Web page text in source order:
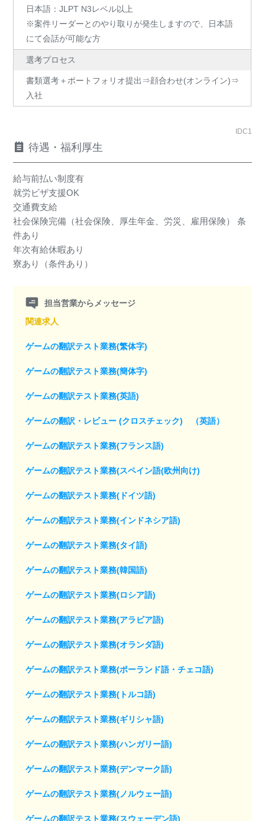
日本語：JLPT N3レベル以上
※案件リーダーとのやり取りが発生しますので、日本語
にて会話が可能な方
選考プロセス
書類選考＋ポートフォリオ提出⇒顔合わせ(オンライン)⇒
入社
IDC1
待遇・福利厚生
給与前払い制度有
就労ビザ支援OK
交通費支給
社会保険完備（社会保険、厚生年金、労災、雇用保険） 条
件あり
年次有給休暇あり
寮あり（条件あり）
担当営業からメッセージ
関連求人
ゲームの翻訳テスト業務(繁体字)
ゲームの翻訳テスト業務(簡体字)
ゲームの翻訳テスト業務(英語)
ゲームの翻訳・レビュー (クロスチェック) （英語）
ゲームの翻訳テスト業務(フランス語)
ゲームの翻訳テスト業務(スペイン語(欧州向け)
ゲームの翻訳テスト業務(ドイツ語)
ゲームの翻訳テスト業務(インドネシア語)
ゲームの翻訳テスト業務(タイ語)
ゲームの翻訳テスト業務(韓国語)
ゲームの翻訳テスト業務(ロシア語)
ゲームの翻訳テスト業務(アラビア語)
ゲームの翻訳テスト業務(オランダ語)
ゲームの翻訳テスト業務(ポーランド語・チェコ語)
ゲームの翻訳テスト業務(トルコ語)
ゲームの翻訳テスト業務(ギリシャ語)
ゲームの翻訳テスト業務(ハンガリー語)
ゲームの翻訳テスト業務(デンマーク語)
ゲームの翻訳テスト業務(ノルウェー語)
ゲームの翻訳テスト業務(スウェーデン語)